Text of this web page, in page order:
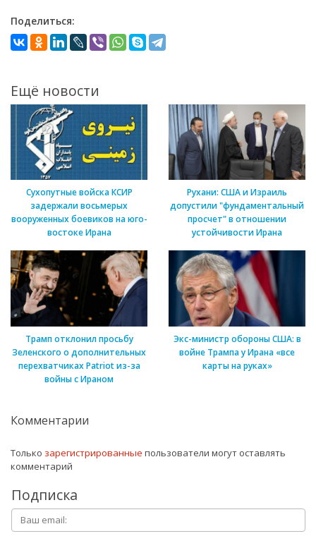
Поделиться:
Ещё новости
Сухопутные войска КСИР
задержали восьмерых
вооруженных боевиков на юго-
востоке Ирана
Рухани: США и Израиль
допустили "фундаментальный
просчет" в отношении
устойчивости Ирана
Трамп отклонил просьбу
Зеленского о дополнительных
перехватчиках Patriot из-за
войны с Ираном
Экс-министр обороны США: в
войне Трампа у Ирана «все
карты на руках»
Комментарии
Только зарегистрированные пользователи могут оставлять
комментарий
Подписка